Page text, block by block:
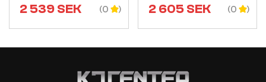
2 539SEK (0 2 605SEK (0